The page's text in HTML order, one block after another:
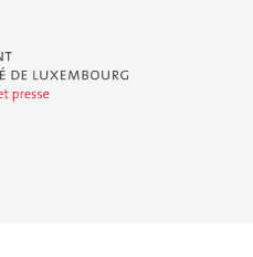
de Luxembourg - Service